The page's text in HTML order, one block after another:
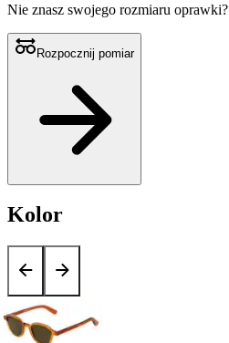
Nie znasz swojego rozmiaru oprawki?
Rozpocznij pomiar
Kolor